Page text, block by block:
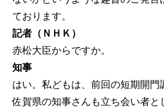
ております。
記者（ＮＨＫ）
赤松大臣からですか。
知事
はい。私どもは、前回の短期開門
佐賀県の知事さんも立ち会い者と